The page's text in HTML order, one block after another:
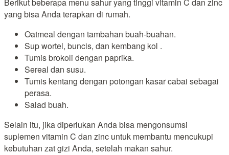
yang bisa Anda terapkan di rumah.
Oatmeal dengan tambahan buah-buahan.
Sup wortel, buncis, dan kembang kol .
Tumis brokoli dengan paprika.
Sereal dan susu.
Tumis kentang dengan potongan kasar cabai sebagai
perasa.
Salad buah.
Selain itu, jika diperlukan Anda bisa mengonsumsi
suplemen vitamin C dan zinc untuk membantu mencukupi
kebutuhan zat gizi Anda, setelah makan sahur.